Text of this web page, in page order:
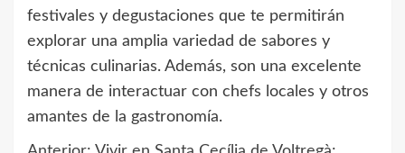
festivales y degustaciones que te permitirán
explorar una amplia variedad de sabores y
técnicas culinarias. Además, son una excelente
manera de interactuar con chefs locales y otros
amantes de la gastronomía.